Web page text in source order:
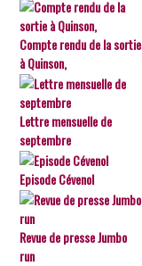
Compte rendu de la sortie
à Quinson,
Lettre mensuelle de
septembre
Episode Cévenol
Revue de presse Jumbo
run